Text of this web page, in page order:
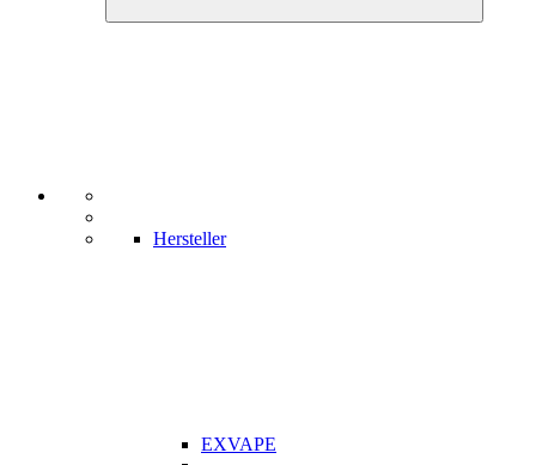
Hersteller
EXVAPE